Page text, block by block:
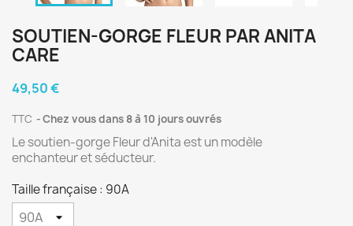
SOUTIEN-GORGE FLEUR PAR ANITA
CARE
49,50 €
TTC Chez vous dans 8 à 10 jours ouvrés
Le soutien-gorge Fleur d'Anita est un modèle
enchanteur et séducteur.
Taille française : 90A